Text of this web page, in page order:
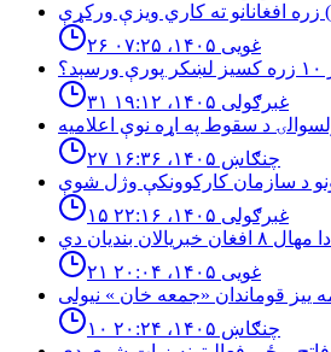
۲۶ غویی ۱۴۰۵، ۰۷:۲۵
۳۱ غبرګولی ۱۴۰۵، ۱۹:۱۲
۲۷ چنګاښ ۱۴۰۵، ۱۶:۳۶
۱۵ غبرګولی ۱۴۰۵، ۲۲:۱۶
۲۱ غویی ۱۴۰۵، ۲۰:۰۴
۱۰ چنګاښ ۱۴۰۵، ۲۰:۲۴